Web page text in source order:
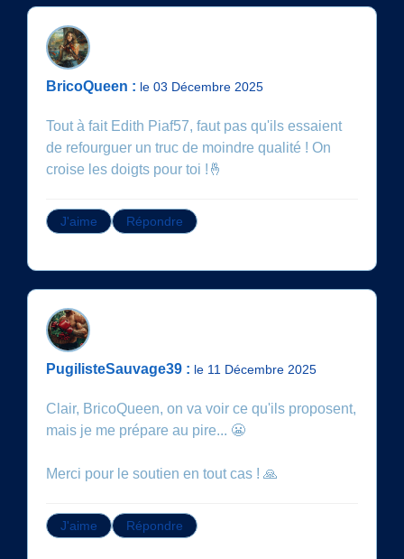
BricoQueen : le 03 Décembre 2025
Tout à fait Edith Piaf57, faut pas qu'ils essaient
de refourguer un truc de moindre qualité ! On
croise les doigts pour toi !🤞
J'aime Répondre
PugilisteSauvage39 : le 11 Décembre 2025
Clair, BricoQueen, on va voir ce qu'ils proposent,
mais je me prépare au pire... 😬
Merci pour le soutien en tout cas ! 🙏
J'aime Répondre